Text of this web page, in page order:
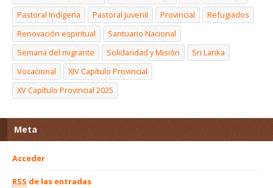
Pastoral Indígena
Pastoral Juvenil Provincial
Refugiados
Renovación espiritual
Santuario Nacional
Semana del migrante
Solidaridad y Misión
Sri Lanka
Vocacional
XIV Capítulo Provincial
XV Capítulo Provincial 2025
Meta
Acceder
RSS de las entradas